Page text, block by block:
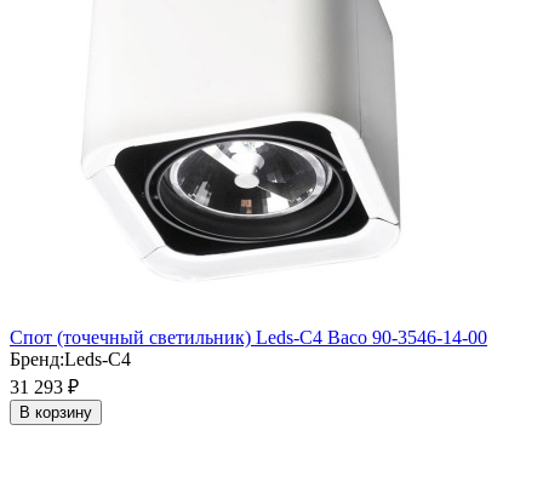
Cпот (точечный светильник) Leds-C4 Baco 90-3546-14-00
Бренд:Leds-C4
31 293 ₽
В корзину